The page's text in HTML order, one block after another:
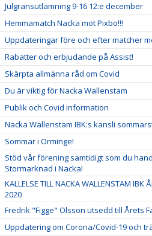
Julgransutlämning 9-16 12:e december
Hemmamatch Nacka mot Pixbo!!!
Uppdateringar före och efter matcher
Rabatter och erbjudande på Assist!
Skärpta allmänna råd om Covid
Du är viktig för Nacka Wallenstam
Publik och Covid information
Nacka Wallenstam IBK:s kansli
Sommar i Orminge!
Stöd vår förening samtidigt som du
Stormarknad i Nacka!
KALLELSE TILL NACKA WALLENSTAM IBK
2020
Fredrik "Figge" Olsson utsedd till Årets
Uppdatering om Corona/Covid-19 och